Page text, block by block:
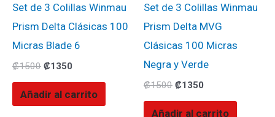
Set de 3 Colillas Winmau
Prism Delta Clásicas 100
Micras Blade 6
₡1500 ₡1350
Añadir al carrito
Set de 3 Colillas Winmau
Prism Delta MVG
Clásicas 100 Micras
Negra y Verde
₡1500 ₡1350
Añadir al carrito